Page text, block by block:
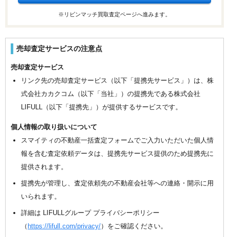
※リビンマッチ買取査定ページへ進みます。
売却査定サービスの注意点
売却査定サービス
リンク先の売却査定サービス（以下「提携先サービス」）は、株
式会社カカクコム（以下「当社」）の提携先である株式会社
LIFULL（以下「提携先」）が提供するサービスです。
個人情報の取り扱いについて
スマイティの不動産一括査定フォームでご入力いただいた個人情
報を含む査定依頼データは、提携先サービス提供のため提携先に
提供されます。
提携先が管理し、査定依頼先の不動産会社等への連絡・開示に用
いられます。
詳細は LIFULLグループ プライバシーポリシー
（ https://lifull.com/privacy/）をご確認ください。